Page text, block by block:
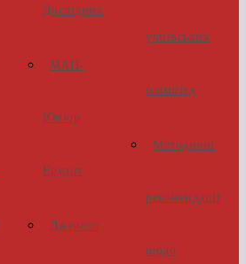
Дослідник
МАН-
Юніор
Ерудит
Джерело
учнівських
олімпіад
Методичні
рекомендації
щодо